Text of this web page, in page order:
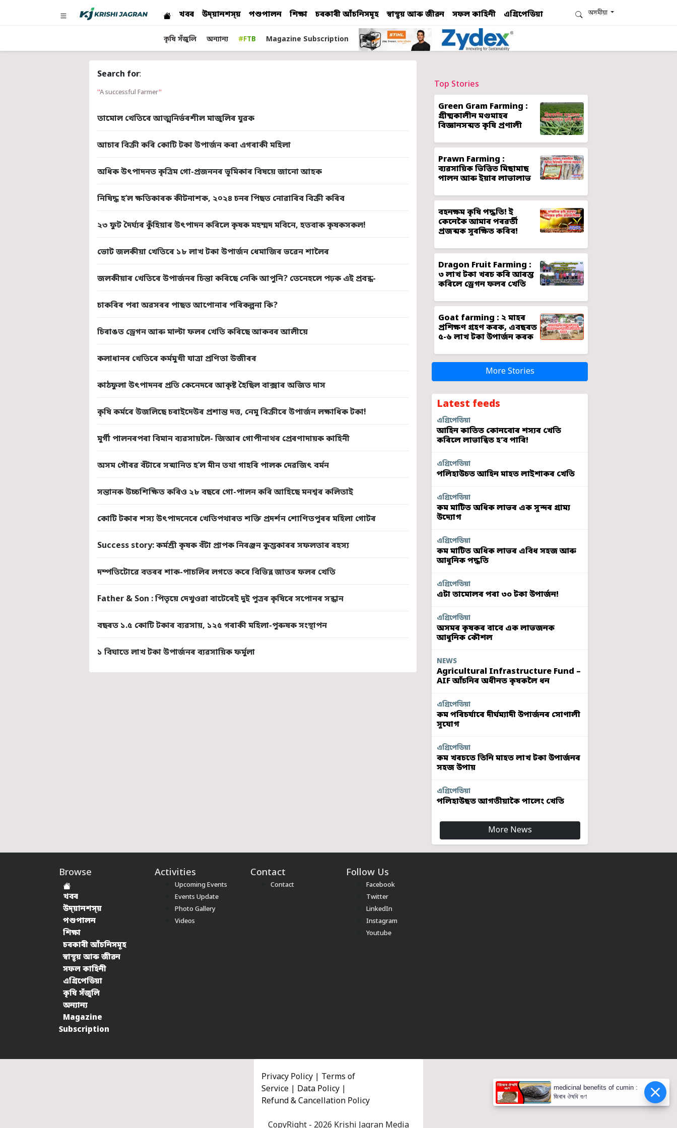
খবৰ উদ্য়ানশস্য় পশুপালন শিক্ষা চৰকাৰী আঁচনিসমূহ স্বাস্থ্য় আৰু জীৱন সফল কাহিনী এগ্ৰিপেডিয়া অসমীয়া
কৃষি সঁজুলি অন্যান্য #FTB Magazine Subscription
Search for:
A successful Farmer
তামোল খেতিৰে আত্মনিৰ্ভৰশীল মাজুলিৰ যুৱক
আচাৰ বিক্ৰী কৰি কোটি টকা উপাৰ্জন কৰা এগৰাকী মহিলা
অধিক উৎপাদনত কৃত্ৰিম গো-প্ৰজননৰ ভূমিকাৰ বিষয়ে জানো আহক
নিষিদ্ধ হ’ল ক্ষতিকাৰক কীটনাশক, ২০২৪ চনৰ পিছত নোৱাৰিব বিক্ৰী কৰিব
২৩ ফুট দৈৰ্ঘ্যৰ কুঁহিয়াৰ উৎপাদন কৰিলে কৃষক মহম্মদ মবিনে, হতবাক কৃষকসকল!
ভোট জলকীয়া খেতিৰে ১৮ লাখ টকা উপাৰ্জন ধেমাজিৰ ভৱেন শালৈৰ
জলকীয়াৰ খেতিৰে উপাৰ্জনৰ চিন্তা কৰিছে নেকি আপুনি? তেনেহলে পঢ়ক এই প্ৰবন্ধ-
চাকৰিৰ পৰা অৱসৰৰ পাছত আপোনাৰ পৰিকল্পনা কি?
চিৰাঙত ড্ৰেগন আৰু মাল্টা ফলৰ খেতি কৰিছে আকবৰ আলীয়ে
কলাধানৰ খেতিৰে কৰ্মমুখী যাত্ৰা প্ৰণিতা উজীৰৰ
কাঠফুলা উৎপাদনৰ প্ৰতি কেনেদৰে আকৃষ্ট হৈছিল বাক্সাৰ অজিত দাস
কৃষি কৰ্মৰে উজলিছে চৰাইদেউৰ প্ৰশান্ত দত্ত, নেমু বিক্ৰীৰে উপাৰ্জন লক্ষাধিক টকা!
মুৰ্গী পালনৰপৰা বিমান ব্যৱসায়লৈ- জিআৰ গোপীনাথৰ প্ৰেৰণাদায়ক কাহিনী
অসম গৌৰৱ বঁটাৰে সন্মানিত হ’ল মীন তথা গাহৰি পালক দেৱজিৎ বৰ্মন
সন্তানক উচ্চশিক্ষিত কৰিও ২৮ বছৰে গো-পালন কৰি আহিছে মনশ্বৰ কলিতাই
কোটি টকাৰ শস্য উৎপাদনেৰে খেতিপথাৰত শক্তি প্ৰদৰ্শন শোণিতপুৰৰ মহিলা গোটৰ
Success story: কৰ্মশ্ৰী কৃষক বঁটা প্ৰাপক নিৰঞ্জন কুম্ভকাৰৰ সফলতাৰ ৰহস্য
দম্পতিটোৱে বতৰৰ শাক-পাচলিৰ লগতে কৰে বিভিন্ন জাতৰ ফলৰ খেতি
Father & Son : পিতৃয়ে দেখুওৱা বাটেৰেই দুই পুত্ৰৰ কৃষিৰে সপোনৰ সন্ধান
বছৰত ১.৫ কোটি টকাৰ ব্যৱসায়, ১২৫ গৰাকী মহিলা-পুৰুষক সংস্থাপন
১ বিঘাতে লাখ টকা উপাৰ্জনৰ ব্যৱসায়িক ফৰ্মুলা
Top Stories
Green Gram Farming :
গ্ৰীষ্মকালীন মগুমাহৰ
বিজ্ঞানসন্মত কৃষি প্ৰণালী
Prawn Farming :
ব্যৱসায়িক ভিত্তিত মিছামাছ
পালন আৰু ইয়াৰ লাভালাভ
বহনক্ষম কৃষি পদ্ধতি! ই
কেনেকৈ আমাৰ পৰৱৰ্তী
প্ৰজন্মক সুৰক্ষিত কৰিব!
Dragon Fruit Farming :
৩ লাখ টকা খৰচ কৰি আৰম্ভ
কৰিলে ড্ৰেগন ফলৰ খেতি
Goat farming : ২ মাহৰ
প্ৰশিক্ষণ গ্ৰহণ কৰক, এবছৰত
৫-৬ লাখ টকা উপাৰ্জন কৰক
More Stories
Latest feeds
এগ্ৰিপেডিয়া
আহিন কাতিত কোনবোৰ শস্যৰ খেতি
কৰিলে লাভান্বিত হ’ব পাৰি!
এগ্ৰিপেডিয়া
পলিহাউচত আহিন মাহত লাইশাকৰ খেতি
এগ্ৰিপেডিয়া
কম মাটিত অধিক লাভৰ এক সুন্দৰ গ্ৰাম্য
উদ্যোগ
এগ্ৰিপেডিয়া
কম মাটিত অধিক লাভৰ এবিধ সহজ আৰু
আধুনিক পদ্ধতি
এগ্ৰিপেডিয়া
এটা তামোলৰ পৰা ৩০ টকা উপাৰ্জন!
এগ্ৰিপেডিয়া
অসমৰ কৃষকৰ বাবে এক লাভজনক
আধুনিক কৌশল
NEWS
Agricultural Infrastructure Fund –
AIF আঁচনিৰ অধীনত কৃষকলৈ ধন
এগ্ৰিপেডিয়া
কম পৰিচৰ্যাৰে দীৰ্ঘম্যাদী উপাৰ্জনৰ সোণালী
সুযোগ
এগ্ৰিপেডিয়া
কম খৰচতে তিনি মাহত লাখ টকা উপাৰ্জনৰ
সহজ উপায়
এগ্ৰিপেডিয়া
পলিহাউছত আগতীয়াকৈ পালেং খেতি
More News
Browse
খবৰ
উদ্য়ানশস্য়
পশুপালন
শিক্ষা
চৰকাৰী আঁচনিসমূহ
স্বাস্থ্য় আৰু জীৱন
সফল কাহিনী
এগ্ৰিপেডিয়া
কৃষি সঁজুলি
অন্যান্য
Magazine
Subscription
Activities
Upcoming Events
Events Update
Photo Gallery
Videos
Contact
Contact
Follow Us
Facebook
Twitter
LinkedIn
Instagram
Youtube
Privacy Policy
Terms of
Service
Data Policy
Refund & Cancellation Policy
CopyRight - 2026 Krishi Jagran Media
medicinal benefits of cumin :
জিৰাৰ ঔষধি গুণ